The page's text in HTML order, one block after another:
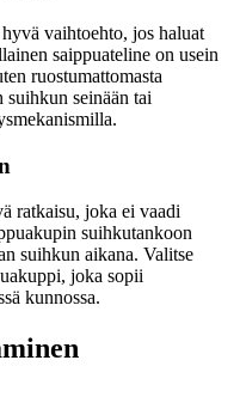
vaihtoehto, jos haluat
saippuateline on usein
ruostumattomasta
suihkun seinään tai
ratkaisu, joka ei vaadi
suihkutankoon
suihkun aikana. Valitse
joka sopii
kunnossa.